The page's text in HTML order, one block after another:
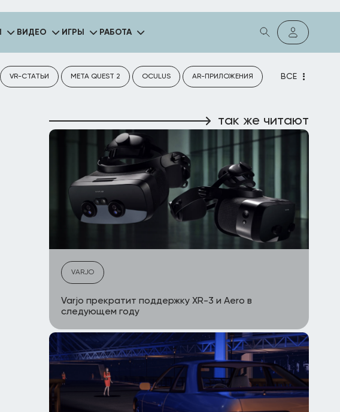
ВИДЕО ИГРЫ РАБОТА
VR-СТАТЬИ META QUEST 2 OCULUS AR-ПРИЛОЖЕНИЯ ВСЕ
так же читают
VARJO
Varjo прекратит поддержку XR-3 и Aero в
следующем году